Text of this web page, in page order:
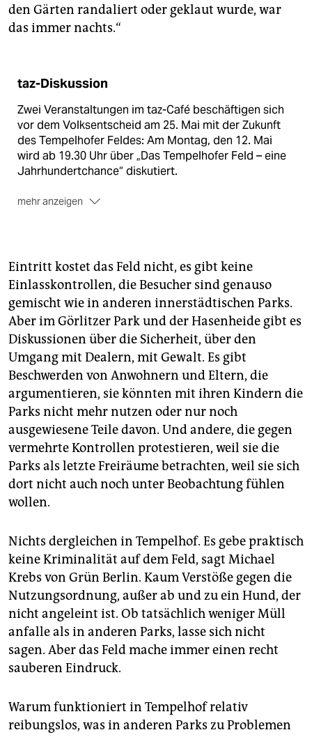
den Gärten randaliert oder geklaut wurde, war
das immer nachts.“
taz-Diskussion
Zwei Veranstaltungen im taz-Café beschäftigen sich
vor dem Volksentscheid am 25. Mai mit der Zukunft
des Tempelhofer Feldes: Am Montag, den 12. Mai
wird ab 19.30 Uhr über „Das Tempelhofer Feld – eine
Jahrhundertchance“ diskutiert.
mehr anzeigen
dem Landeschef der Grünen, Daniel Wesener.
Eintritt kostet das Feld nicht, es gibt keine
Einlasskontrollen, die Besucher sind genauso
gemischt wie in anderen innerstädtischen Parks.
Aber im Görlitzer Park und der Hasenheide gibt es
Diskussionen über die Sicherheit, über den
Umgang mit Dealern, mit Gewalt. Es gibt
Beschwerden von Anwohnern und Eltern, die
argumentieren, sie könnten mit ihren Kindern die
Parks nicht mehr nutzen oder nur noch
ausgewiesene Teile davon. Und andere, die gegen
vermehrte Kontrollen protestieren, weil sie die
Parks als letzte Freiräume betrachten, weil sie sich
dort nicht auch noch unter Beobachtung fühlen
wollen.
Nichts dergleichen in Tempelhof. Es gebe praktisch
keine Kriminalität auf dem Feld, sagt Michael
Krebs von Grün Berlin. Kaum Verstöße gegen die
Nutzungsordnung, außer ab und zu ein Hund, der
nicht angeleint ist. Ob tatsächlich weniger Müll
anfalle als in anderen Parks, lasse sich nicht
sagen. Aber das Feld mache immer einen recht
sauberen Eindruck.
Warum funktioniert in Tempelhof relativ
reibungslos, was in anderen Parks zu Problemen